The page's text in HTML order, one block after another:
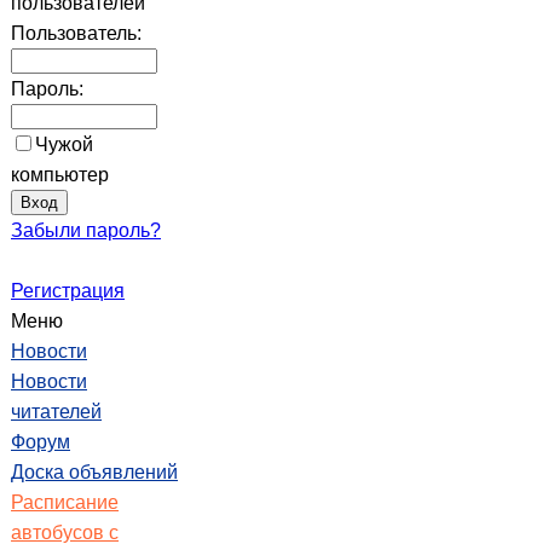
Пользователь:
Пароль:
Чужой
компьютер
Забыли пароль?
Регистрация
Меню
Новости
Новости
читателей
Форум
Доска объявлений
Расписание
автобусов с